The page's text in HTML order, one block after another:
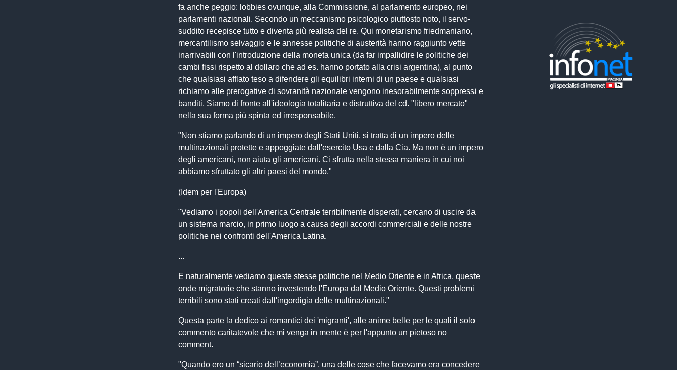
fa anche peggio: lobbies ovunque, alla Commissione, al parlamento europeo, nei
parlamenti nazionali. Secondo un meccanismo psicologico piuttosto noto, il servo-
suddito recepisce tutto e diventa più realista del re. Qui monetarismo friedmaniano,
mercantilismo selvaggio e le annesse politiche di austerità hanno raggiunto vette
inarrivabili con l'introduzione della moneta unica (da far impallidire le politiche dei
cambi fissi rispetto al dollaro che ad es. hanno portato alla crisi argentina), al punto
che qualsiasi afflato teso a difendere gli equilibri interni di un paese e qualsiasi
richiamo alle prerogative di sovranità nazionale vengono inesorabilmente soppressi e
banditi. Siamo di fronte all'ideologia totalitaria e distruttiva del cd. "libero mercato"
nella sua forma più spinta ed irresponsabile.
"Non stiamo parlando di un impero degli Stati Uniti, si tratta di un impero delle
multinazionali protette e appoggiate dall'esercito Usa e dalla Cia. Ma non è un impero
degli americani, non aiuta gli americani. Ci sfrutta nella stessa maniera in cui noi
abbiamo sfruttato gli altri paesi del mondo."
(Idem per l'Europa)
"Vediamo i popoli dell'America Centrale terribilmente disperati, cercano di uscire da
un sistema marcio, in primo luogo a causa degli accordi commerciali e delle nostre
politiche nei confronti dell'America Latina.
...
E naturalmente vediamo queste stesse politiche nel Medio Oriente e in Africa, queste
onde migratorie che stanno investendo l'Europa dal Medio Oriente. Questi problemi
terribili sono stati creati dall'ingordigia delle multinazionali."
Questa parte la dedico ai romantici dei 'migranti', alle anime belle per le quali il solo
commento caritatevole che mi venga in mente è per l'appunto un pietoso no
comment.
"Quando ero un “sicario dell’economia”, una delle cose che facevamo era concedere